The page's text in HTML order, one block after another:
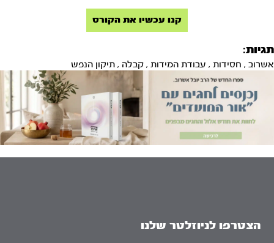
קנו עכשיו את הקורס
תגיות:
אשרוב , חסידות , עבודת המידות , קבלה , תיקון הנפש
הצטרפו לניוזלטר שלנו